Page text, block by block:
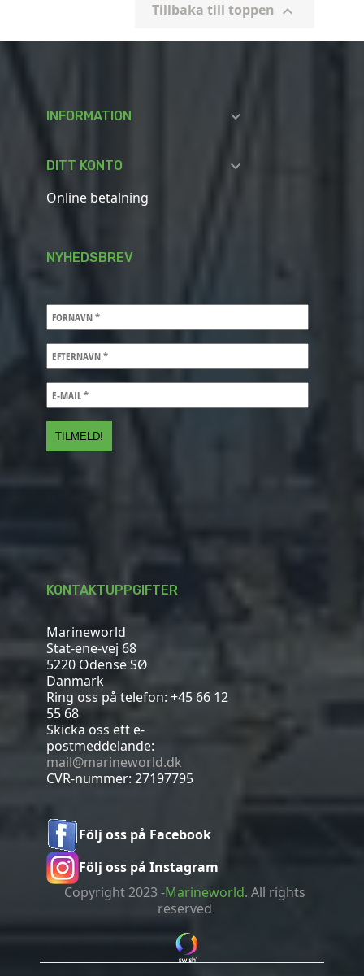
Tillbaka till toppen 
INFORMATION 
DITT KONTO 
Online betalning
NYHEDSBREV
KONTAKTUPPGIFTER
Marineworld
Stat-ene-vej 68
5220 Odense SØ
Danmark
Ring oss på telefon: +45 66 12
55 68
Skicka oss ett e-
postmeddelande:
mail@marineworld.dk
CVR-nummer: 27197795
Följ oss på Facebook
Följ oss på Instagram
Copyright 2023 -Marineworld. All rights
reserved